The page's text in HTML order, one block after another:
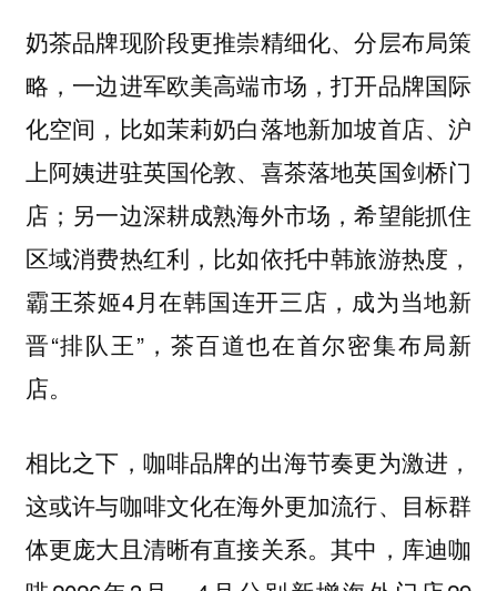
奶茶品牌现阶段更推崇精细化、分层布局策
略，一边进军欧美高端市场，打开品牌国际
化空间，比如茉莉奶白落地新加坡首店、沪
上阿姨进驻英国伦敦、喜茶落地英国剑桥门
店；另一边深耕成熟海外市场，希望能抓住
区域消费热红利，比如依托中韩旅游热度，
霸王茶姬4月在韩国连开三店，成为当地新
晋“排队王”，茶百道也在首尔密集布局新
店。
相比之下，咖啡品牌的出海节奏更为激进，
这或许与咖啡文化在海外更加流行、目标群
体更庞大且清晰有直接关系。其中，库迪咖